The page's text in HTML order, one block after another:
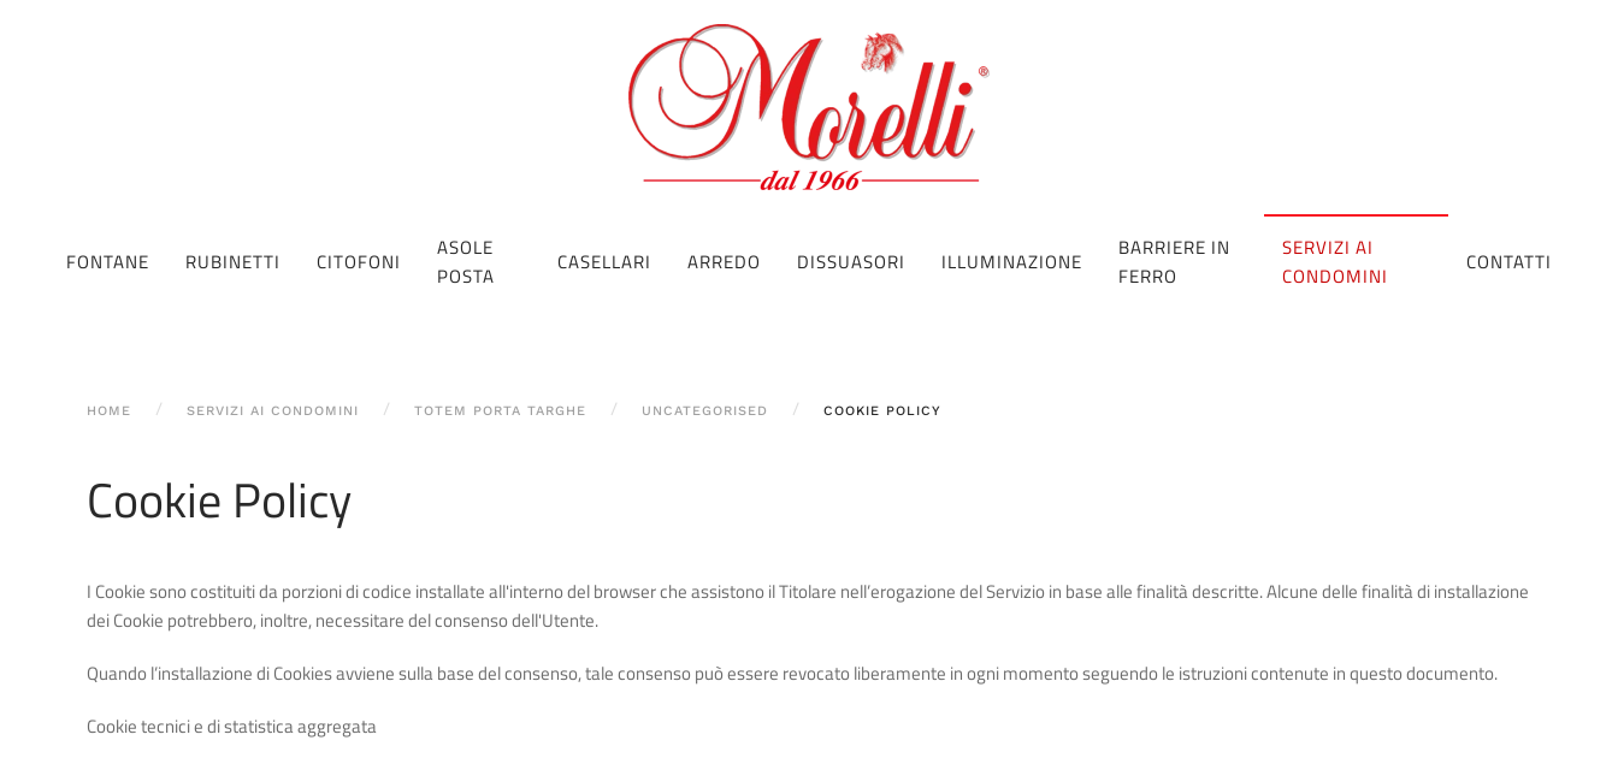
FONTANE RUBINETTI CITOFONI
ASOLE
POSTA
CASELLARI ARREDO DISSUASORI ILLUMINAZIONE
BARRIERE IN
FERRO
SERVIZI AI
CONDOMINI
CONTATTI
HOME SERVIZI AI CONDOMINI TOTEM PORTA TARGHE UNCATEGORISED COOKIE POLICY
Cookie Policy
I Cookie sono costituiti da porzioni di codice installate all'interno del browser che assistono il Titolare nell’erogazione del Servizio in base alle finalità descritte. Alcune delle finalità di installazione
dei Cookie potrebbero, inoltre, necessitare del consenso dell'Utente.
Quando l’installazione di Cookies avviene sulla base del consenso, tale consenso può essere revocato liberamente in ogni momento seguendo le istruzioni contenute in questo documento.
Cookie tecnici e di statistica aggregata